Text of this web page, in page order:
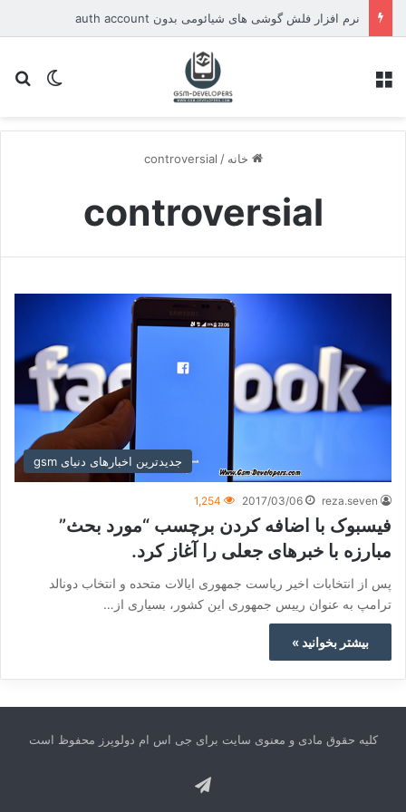
نرم افزار فلش گوشی های شیائومی بدون auth account
تغییر
خانه /
controversial
controversial
جدیدترین اخبارهای دنیای gsm
reza.seven
2017/03/06
1,254
فیسبوک با اضافه کردن برچسب “مورد بحث”
مبارزه با خبرهای جعلی را آغاز کرد.
پس از انتخابات اخیر ریاست جمهوری ایالات متحده و انتخاب دونالد
ترامپ به عنوان رییس جمهوری این کشور، بسیاری از…
بیشتر بخوانید »
کلیه حقوق مادی و معنوی سایت برای جی اس ام دولوپرز محفوظ است
تلگرام